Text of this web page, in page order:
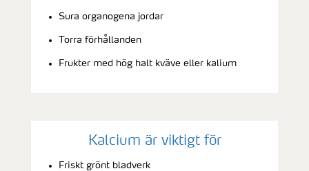
Sura organogena jordar
Torra förhållanden
Frukter med hög halt kväve eller kalium
Kalcium är viktigt för
Friskt grönt bladverk